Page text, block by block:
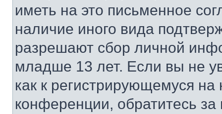
иметь на это письменное
наличие иного вида
разрешают сбор личной
младше 13 лет. Если вы не
как к регистрирующемуся
конференции, обратитесь